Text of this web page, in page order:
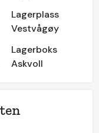
Lagerplass
Vestvågøy
Lagerboks
Askvoll